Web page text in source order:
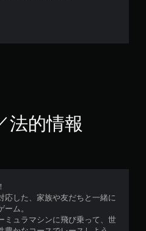
法的情報
応した、家族や友だちと一緒に
ム。
ミュラマシンに飛び乗って、世